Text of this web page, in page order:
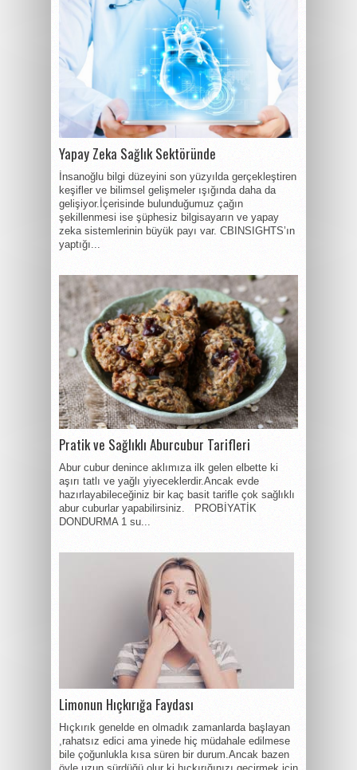
Yapay Zeka Sağlık Sektöründe
İnsanoğlu bilgi düzeyini son yüzyılda gerçekleştiren
keşifler ve bilimsel gelişmeler ışığında daha da
gelişiyor.İçerisinde bulunduğumuz çağın
şekillenmesi ise şüphesiz bilgisayarın ve yapay
zeka sistemlerinin büyük payı var. CBINSIGHTS’ın
yaptığı...
Pratik ve Sağlıklı Aburcubur Tarifleri
Abur cubur denince aklımıza ilk gelen elbette ki
aşırı tatlı ve yağlı yiyeceklerdir.Ancak evde
hazırlayabileceğiniz bir kaç basit tarifle çok sağlıklı
abur cuburlar yapabilirsiniz. PROBİYATİK
DONDURMA 1 su...
Limonun Hıçkırığa Faydası
Hıçkırık genelde en olmadık zamanlarda başlayan
,rahatsız edici ama yinede hiç müdahale edilmese
bile çoğunlukla kısa süren bir durum.Ancak bazen